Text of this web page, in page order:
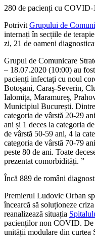
280 de pacienți cu COVID-
Potrivit Grupului de
internați în secțiile de
zi, 21 de oameni
Grupul de Comunicare
– 18.07.2020 (10:00) au
pacienți infectați cu noul
Botoșani, Caraș-Severin,
Ialomița, Maramureș,
Municipiul București. Dintre
categoria de vârstă 20-29
ani și 1 deces la categoria
de vârstă 50-59 ani, 4 la
categoria de vârstă 70-79
peste 80 de ani. Toate
prezentat comorbidități. ”
Încă 889 de români
Premierul Ludovic Orban
încearcă să soluționeze
reanalizează situația
pacienților non COVID. De
unității modulare din curtea